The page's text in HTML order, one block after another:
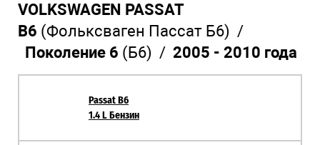
VOLKSWAGEN PASSAT
B6 (Фольксваген Пассат Б6) /
Поколение 6 (Б6) / 2005 - 2010 года
Passat B6
1.4 L Бензин